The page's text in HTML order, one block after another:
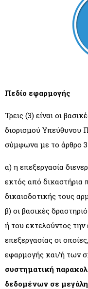
Πεδίο εφαρμογής
Τρεις (3) είναι οι
διορισμού Υπεύθυνου
σύμφωνα με το άρθρο
α) η επεξεργασία
εκτός από δικαστήρια
δικαιοδοτικής τους
β) οι βασικές
ή του εκτελούντος την
επεξεργασίας οι
εφαρμογής και/ή των
συστηματική
δεδομένων σε